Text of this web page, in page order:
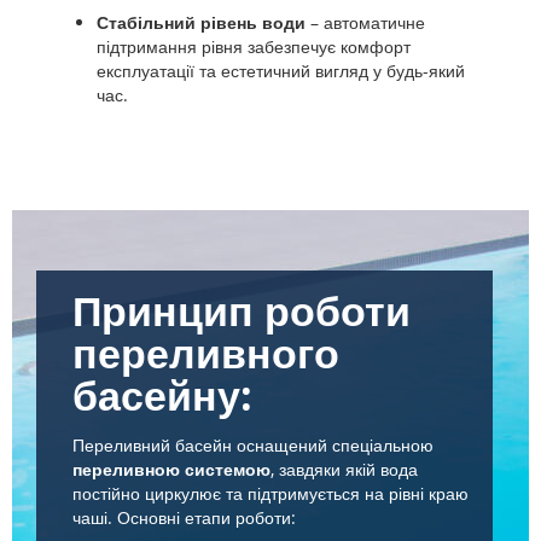
Стабільний рівень води – автоматичне
підтримання рівня забезпечує комфорт
експлуатації та естетичний вигляд у будь-який
час.
Принцип роботи
переливного
басейну:
Переливний басейн оснащений спеціальною
переливною системою, завдяки якій вода
постійно циркулює та підтримується на рівні краю
чаші. Основні етапи роботи: